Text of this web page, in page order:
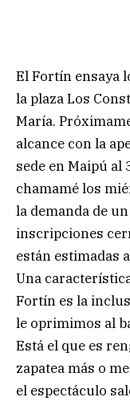
El Fortín ensaya
la plaza Los
María.
alcance con la
sede en Maipú al
chamamé los
la demanda de
inscripciones
están estimadas
Una
Fortín es la
le oprimimos al
Está el que es
zapatea más o
el espectáculo